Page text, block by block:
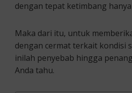
dengan tepat ketimbang
Maka dari itu, untuk
dengan cermat terkait kondisi
inilah penyebab hingga
Anda tahu.